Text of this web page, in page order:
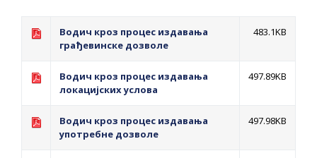
Водич кроз процес издавања
грађевинске дозволе
483.1KB
Водич кроз процес издавања
локацијских услова
497.89KB
Водич кроз процес издавања
употребне дозволе
497.98KB